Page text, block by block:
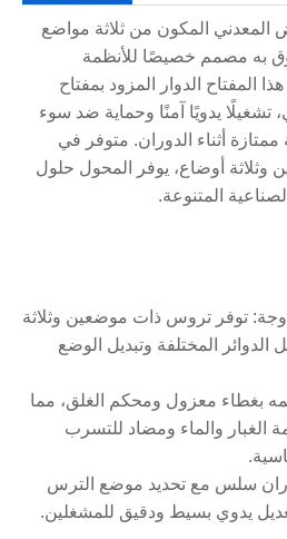
المعدني المكون من ثلاثة مواضع
به مصمم خصيصًا للأنظمة
المفتاح الدوار المزود بمفتاح
يدويًا آمنًا وحماية ضد سوء
أثناء الدوران. متوفر في
وثلاثة أوضاع، يوفر المحول حلول
المتنوعة.
توفر تروس ذات موضعين وثلاثة
الدوائر المختلفة وتبديل الوضع
بغطاء معزول ومحكم الغلق، مما
الغبار والماء ومضاد للتسرب
سلس مع تحديد موضع الترس
يدوي بسيط ودقيق للمشغلين.